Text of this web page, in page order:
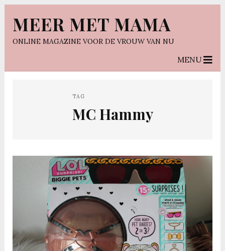
MEER MET MAMA
ONLINE MAGAZINE VOOR DE VROUW VAN NU
MENU
TAG
MC Hammy